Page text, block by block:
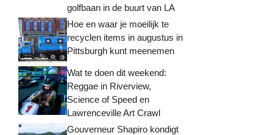
golfbaan in de buurt van LA
Hoe en waar je moeilijk te
recyclen items in augustus in
Pittsburgh kunt meenemen
Wat te doen dit weekend:
Reggae in Riverview,
Science of Speed ​​en
Lawrenceville Art Crawl
Gouverneur Shapiro kondigt